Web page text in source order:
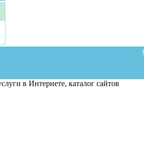
в Интернете, каталог сайтов